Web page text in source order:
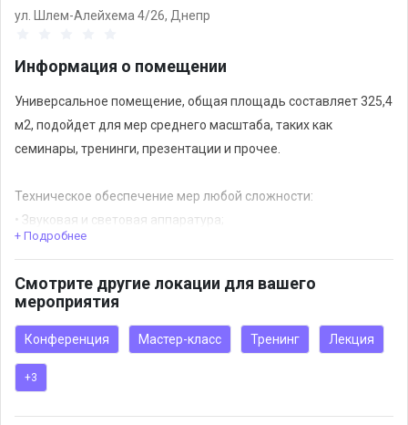
ул. Шлем-Алейхема 4/26, Днепр
Информация о помещении
Универсальное помещение, общая площадь составляет 325,4
м2, подойдет для мер среднего масштаба, таких как
семинары, тренинги, презентации и прочее.
Техническое обеспечение мер любой сложности:
• Звуковая и световая аппаратура;
• Видео и мультимедиа оборудование;
языка;
• Проекторы для презентаций;
• Аппаратура для конференций;
По желанию заказчика возможно предоставление
дополнительных услуг:
+ Подробнее
Смотрите другие локации для вашего
мероприятия
Конференция Мастер-класс Тренинг Лекция
+3